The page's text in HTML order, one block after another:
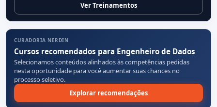
Ver Treinamentos
CURADORIA NERDIN
Cursos recomendados para Engenheiro de Dados
Selecionamos conteúdos alinhados às competências pedidas
nesta oportunidade para você aumentar suas chances no
processo seletivo.
Explorar recomendações